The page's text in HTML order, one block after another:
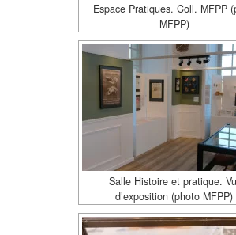
Espace Pratiques. Coll. MFPP
MFPP)
Salle Histoire et pratique.
d’exposition (photo MFPP)